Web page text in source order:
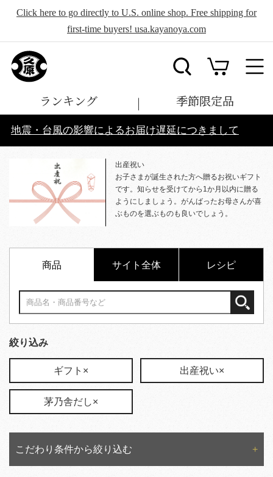
Click here to go directly to U.S. online shop. Free shipping for
first-time buyers! usa.kayanoya.com
ランキング 季節限定品
地震・台風の影響によるお届け遅延につきまして
出産祝い
お子さまが誕生された方へ贈るお祝いギフト
です。知らせを受けてから1か月以内に贈る
ようにしましょう。がんばったお母さんが喜
ぶものを選ぶものも良いでしょう。
商品 サイト全体 レシピ
絞り込み
ギフト× 出産祝い×
茅乃舎だし×
こだわり条件から絞り込む